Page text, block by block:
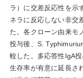
ラ）に交差反応性を示
ネラに反応しない⾮交
た。各クローン由来モ
投与後、S.
較した。多応答性IgA
生存率が有意に延長さ